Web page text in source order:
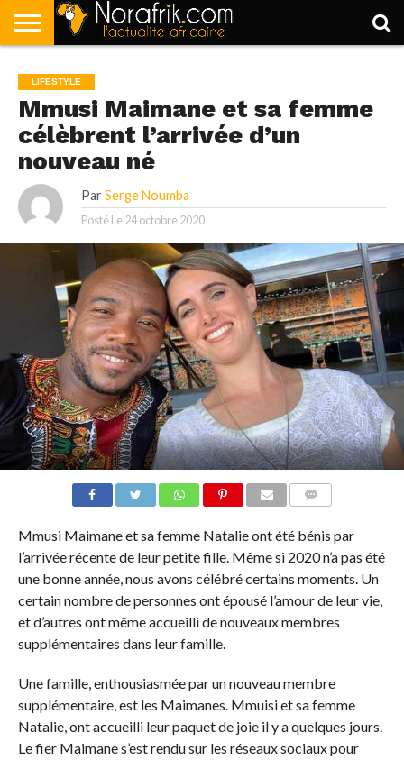
POLITIQUE
SOCIÉTÉ
ECONOMIE
SPORT
LIFESTYLE
LIFESTYLE
Mmusi Maimane et sa femme
célèbrent l’arrivée d’un
nouveau né
Par Serge Noumba
Posté Le 24 octobre 2020
Mmusi Maimane et sa femme Natalie ont été bénis par
l’arrivée récente de leur petite fille. Même si 2020 n’a pas été
une bonne année, nous avons célébré certains moments. Un
certain nombre de personnes ont épousé l’amour de leur vie,
et d’autres ont même accueilli de nouveaux membres
supplémentaires dans leur famille.
Une famille, enthousiasmée par un nouveau membre
supplémentaire, est les Maimanes. Mmuisi et sa femme
Natalie, ont accueilli leur paquet de joie il y a quelques jours.
Le fier Maimane s’est rendu sur les réseaux sociaux pour